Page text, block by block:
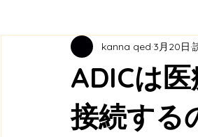
ADICは
接続す
kanna qed 3月20日